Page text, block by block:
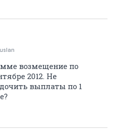
возмещение по
2012. Не
выплаты по 1